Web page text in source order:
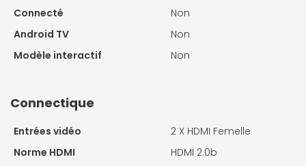
Connecté
Non
Android TV
Non
Modèle interactif
Non
Connectique
Entrées vidéo 2 X HDMI Femelle
Norme HDMI
HDMI 2.0b